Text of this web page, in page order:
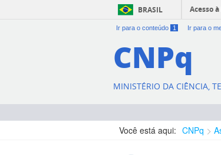
BRASIL Acesso
Ir para o conteúdo 1 Ir para o
CNPq
MINISTÉRIO DA CIÊNCIA,
Você está aqui: CNPq